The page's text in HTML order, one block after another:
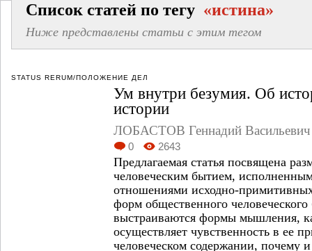
Список статей по тегу «истина»
Ниже представлены статьи с этим тегом
STATUS RERUM/ПОЛОЖЕНИЕ ДЕЛ
Ум внутри безумия. Об
истории
ЛОБАСТОВ Геннадий Васильевич
0 2643
Предлагаемая статья посвящена
человеческим бытием,
отношениями исходно-
форм общественного
выстраиваются формы мышления,
осуществляет чувственность в ее
человеческом содержании, почему